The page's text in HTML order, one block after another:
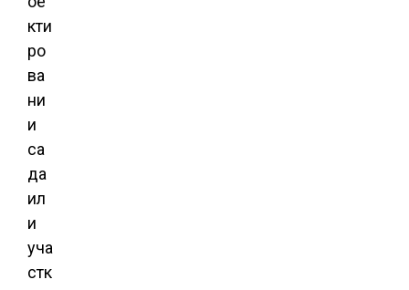
кти
ро
ва
ни
и
са
да
ил
и
уча
стк